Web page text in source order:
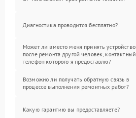
Диагностика проводится бесплатно?
Может ли вместо меня принять устройство
после ремонта другой человек, контактный
телефон которого я предоставлю?
Возможно ли получать обратную связь в
процессе выполнения ремонтных работ?
Какую гарантию вы предоставляете?